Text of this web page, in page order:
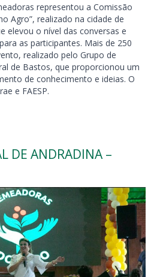
representou a Comissão
Agro”, realizado na cidade de
elevou o nível das conversas e
as participantes. Mais de 250
realizado pelo Grupo de
de Bastos, que proporcionou um
de conhecimento e ideias. O
e FAESP.
DE ANDRADINA –